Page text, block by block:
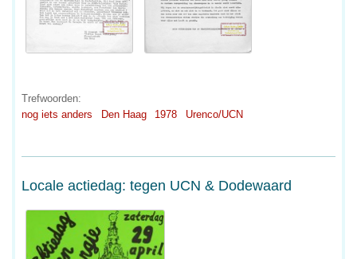
Trefwoorden:
nog iets anders
Den Haag 1978 Urenco/UCN
Locale actiedag: tegen UCN & Dodewaard